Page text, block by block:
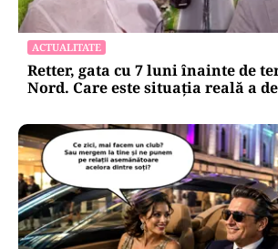
HOROSCOP
Horoscop 7 august 2026: ziua în
pierd răbdarea, iar Taurii pierd